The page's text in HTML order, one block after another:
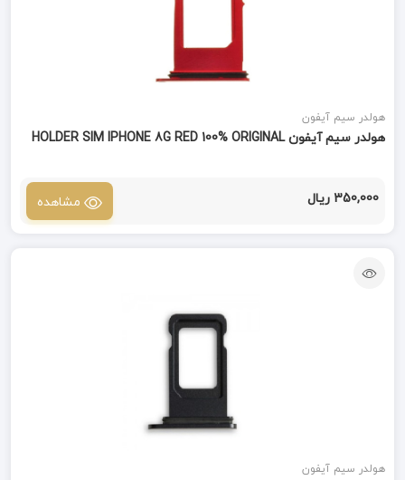
هولدر سیم آیفون
هولدر سیم آیفون HOLDER SIM IPHONE 8G RED 100% ORIGINAL
350,000 ریال مشاهده
هولدر سیم آیفون